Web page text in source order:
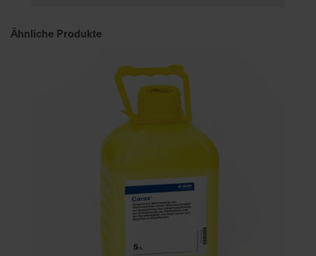
Ähnliche Produkte